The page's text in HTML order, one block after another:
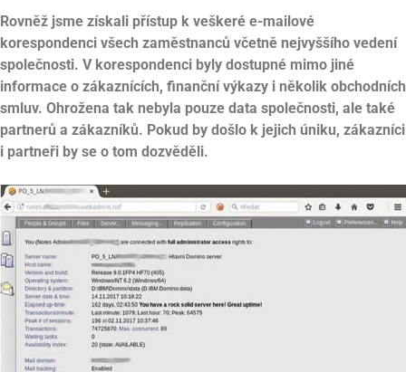
Rovněž jsme získali přístup k veškeré e-mailové
korespondenci všech zaměstnanců včetně nejvyššího vedení
společnosti. V korespondenci byly dostupné mimo jiné
informace o zákaznících, finanční výkazy i několik obchodních
smluv. Ohrožena tak nebyla pouze data společnosti, ale také
partnerů a zákazníků. Pokud by došlo k jejich úniku, zákazníci
i partneři by se o tom dozvěděli.